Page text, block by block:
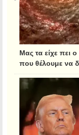
Μας τα είχε πει
που θέλουμε να